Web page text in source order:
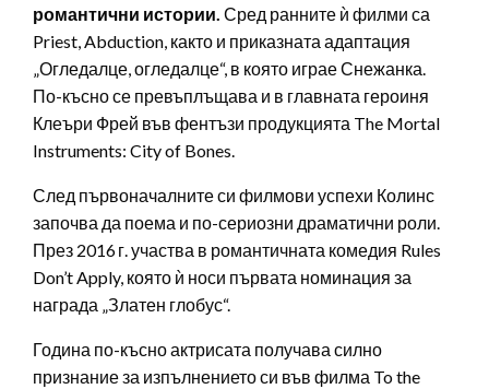
романтични истории. Сред ранните ѝ филми са
Priest, Abduction, както и приказната адаптация
„Огледалце, огледалце“, в която играе Снежанка.
По-късно се превъплъщава и в главната героиня
Клеъри Фрей във фентъзи продукцията The Mortal
Instruments: City of Bones.
След първоначалните си филмови успехи Колинс
започва да поема и по-сериозни драматични роли.
През 2016 г. участва в романтичната комедия Rules
Don’t Apply, която ѝ носи първата номинация за
награда „Златен глобус“.
Година по-късно актрисата получава силно
признание за изпълнението си във филма To the